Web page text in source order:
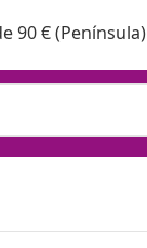
90 € (Península)